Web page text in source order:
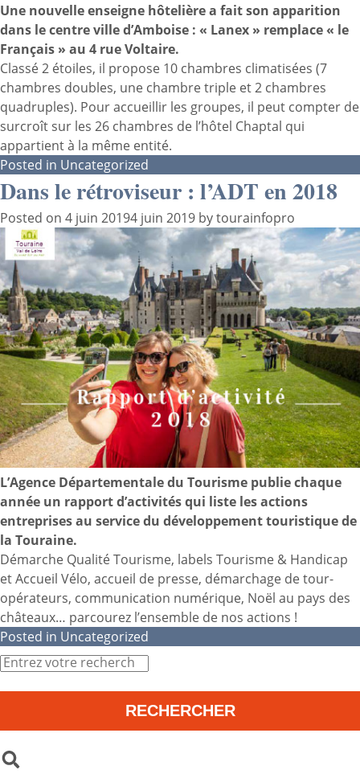
Une nouvelle enseigne hôtelière a fait son apparition
dans le centre ville d’Amboise : « Lanex » remplace « le
Français » au 4 rue Voltaire.
Classé 2 étoiles, il propose 10 chambres climatisées (7
chambres doubles, une chambre triple et 2 chambres
quadruples). Pour accueillir les groupes, il peut compter de
surcroît sur les 26 chambres de l’hôtel Chaptal qui
appartient à la même entité.
Posted in Uncategorized
Dans le rétroviseur : l’ADT en 2018
Posted on 4 juin 20194 juin 2019 bytourainfopro
L’Agence Départementale du Tourisme publie chaque
année un rapport d’activités qui liste les actions
entreprises au service du développement touristique de
la Touraine.
Démarche Qualité Tourisme, labels Tourisme & Handicap
et Accueil Vélo, accueil de presse, démarchage de tour-
opérateurs, communication numérique, Noël au pays des
châteaux… parcourez l’ensemble de nos actions !
Posted in Uncategorized